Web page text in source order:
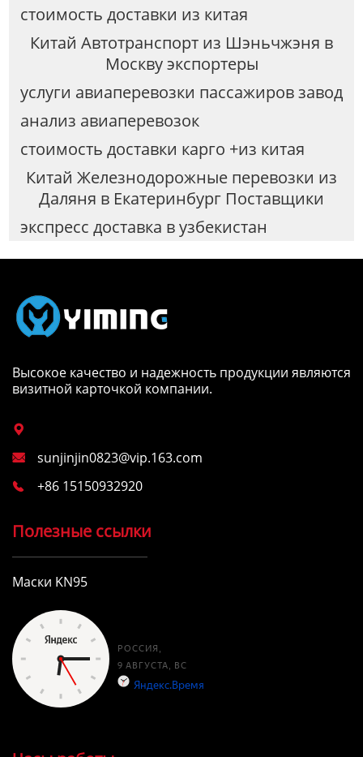
стоимость доставки из китая
Китай Автотранспорт из Шэньчжэня в
Москву экспортеры
услуги авиаперевозки пассажиров завод
анализ авиаперевозок
стоимость доставки карго +из китая
Китай Железнодорожные перевозки из
Даляня в Екатеринбург Поставщики
экспресс доставка в узбекистан
Высокое качество и надежность продукции являются
визитной карточкой компании.

 sunjinjin0823@vip.163.com
 +86 15150932920
Полезные ссылки
Маски KN95